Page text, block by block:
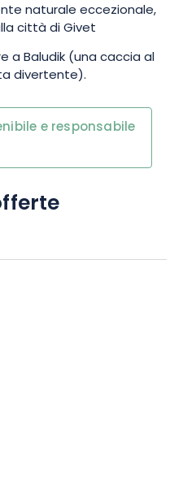
naturale eccezionale,
città di Givet
a Baludik (una caccia al
divertente).
e responsabile